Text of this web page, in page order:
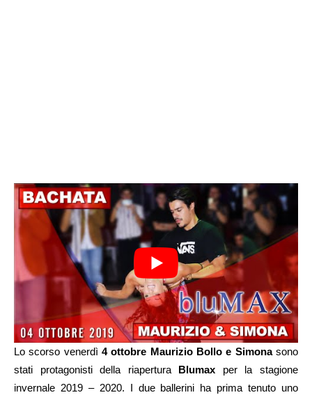
Lo scorso venerdì 4 ottobre Maurizio Bollo e Simonasono
stati protagonisti della riapertura Blumax per la stagione
invernale 2019 – 2020. I due ballerini ha prima tenuto uno